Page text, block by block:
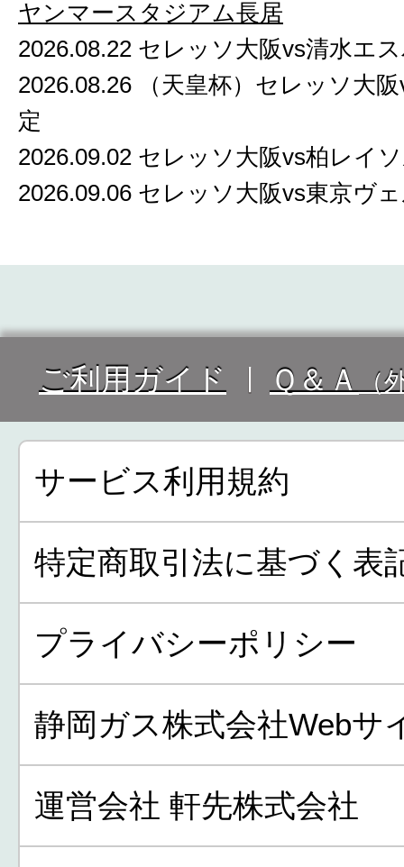
ヤンマースタジアム長居
2026.08.22 セレッソ大阪vs清水エ
2026.08.26 （天皇杯）セレッソ大
定
2026.09.02 セレッソ大阪vs柏レイ
2026.09.06 セレッソ大阪vs東京ヴ
ご利用ガイド Ｑ＆Ａ （
サービス利用規約
特定商取引法に基づく表
プライバシーポリシー
静岡ガス株式会社Webサ
運営会社 軒先株式会社